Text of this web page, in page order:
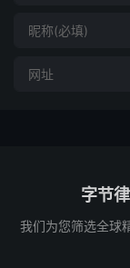
字节
我们为您筛选全球